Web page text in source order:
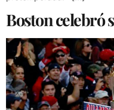
Boston celebró